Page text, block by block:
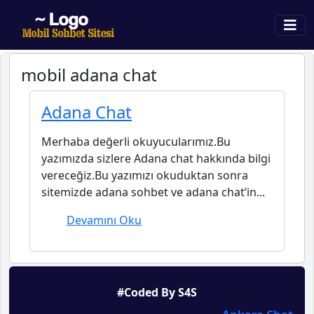
mobil adana chat
Adana Chat
Merhaba değerli okuyucularımız.Bu
yazımızda sizlere Adana chat hakkında bilgi
vereceğiz.Bu yazımızı okuduktan sonra
sitemizde adana sohbet ve adana chat‘in...
Devamını Oku
#Coded By S4S